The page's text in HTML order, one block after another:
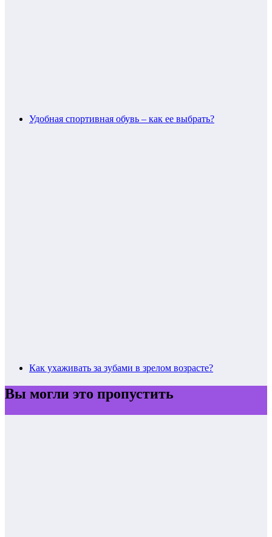
Удобная спортивная обувь – как ее выбрать?
Как ухаживать за зубами в зрелом возрасте?
Вы могли это пропустить